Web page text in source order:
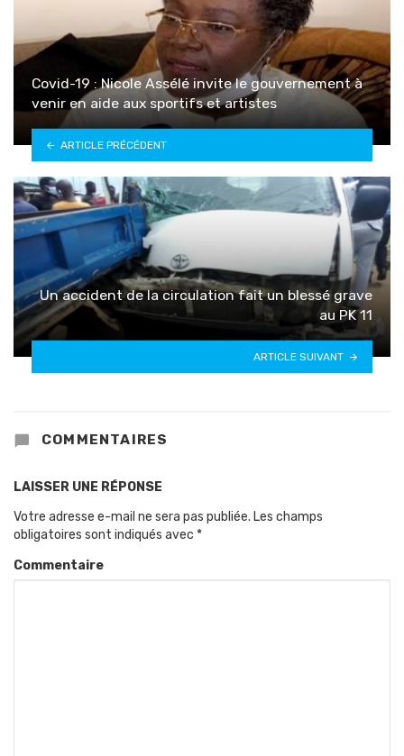
Covid-19 : Nicole Assélé invite le gouvernement à
venir en aide aux sportifs et artistes
ARTICLE PRÉCÉDENT
Un accident de la circulation fait un blessé grave
au PK 11
ARTICLE SUIVANT
COMMENTAIRES
LAISSER UNE RÉPONSE
Votre adresse e-mail ne sera pas publiée. Les champs
obligatoires sont indiqués avec *
Commentaire